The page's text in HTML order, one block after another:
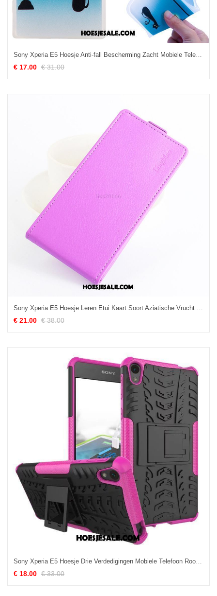
Sony Xperia E5 Hoesje Anti-fall Bescherming Zacht Mobiele Telefoon Scheppend Online
€ 17.00 € 31.00
Sony Xperia E5 Hoesje Leren Etui Kaart Soort Aziatische Vrucht Bescherming Purper Kopen
€ 21.00 € 38.00
Sony Xperia E5 Hoesje Drie Verdedigingen Mobiele Telefoon Rood Hoes Ondersteuning Sale
€ 18.00 € 33.00